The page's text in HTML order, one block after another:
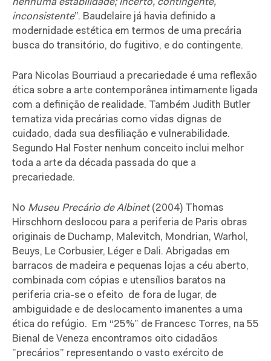
nenhuma estabilidade; incerto, contingente,
inconsistente”. Baudelaire já havia definido a
modernidade estética em termos de uma precária
busca do transitório, do fugitivo, e do contingente.
Para Nicolas Bourriaud a precariedade é uma reflexão
ética sobre a arte contemporânea intimamente ligada
com a definição de realidade. Também Judith Butler
tematiza vida precárias como vidas dignas de
cuidado, dada sua desfiliação e vulnerabilidade.
Segundo Hal Foster nenhum conceito inclui melhor
toda a arte da década passada do que a
precariedade.
No Museu Precário de Albinet(2004) Thomas
Hirschhorn deslocou para a periferia de Paris obras
originais de Duchamp, Malevitch, Mondrian, Warhol,
Beuys, Le Corbusier, Léger e Dali. Abrigadas em
barracos de madeira e pequenas lojas a céu aberto,
combinada com cópias e utensílios baratos na
periferia cria-se o efeito de fora de lugar, de
ambiguidade e de deslocamento imanentes a uma
ética do refúgio.
Em “25%” de Francesc Torres, na 55
Bienal de Veneza encontramos oito cidadãos
”precários” representando o vasto exército de